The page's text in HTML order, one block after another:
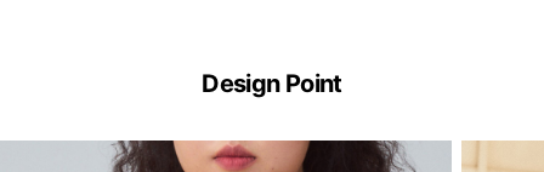
Design Point